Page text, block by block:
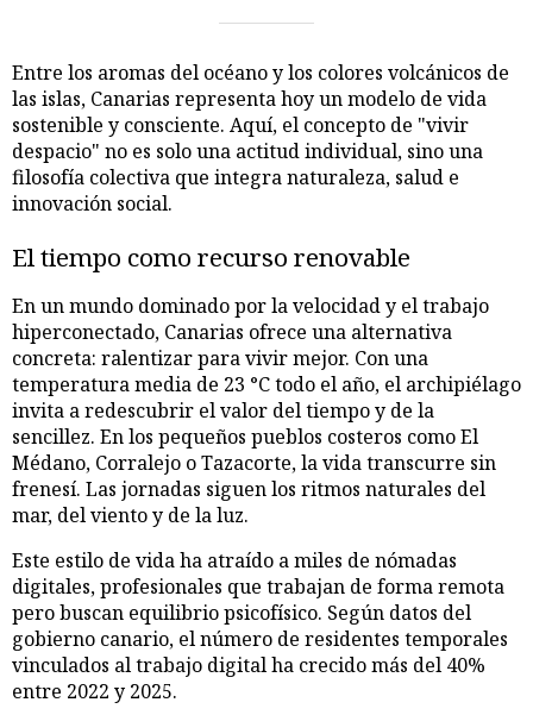
Entre los aromas del océano y los colores volcánicos de
las islas, Canarias representa hoy un modelo de vida
sostenible y consciente. Aquí, el concepto de "vivir
despacio" no es solo una actitud individual, sino una
filosofía colectiva que integra naturaleza, salud e
innovación social.
El tiempo como recurso renovable
En un mundo dominado por la velocidad y el trabajo
hiperconectado, Canarias ofrece una alternativa
concreta: ralentizar para vivir mejor. Con una
temperatura media de 23 °C todo el año, el archipiélago
invita a redescubrir el valor del tiempo y de la
sencillez. En los pequeños pueblos costeros como El
Médano, Corralejo o Tazacorte, la vida transcurre sin
frenesí. Las jornadas siguen los ritmos naturales del
mar, del viento y de la luz.
Este estilo de vida ha atraído a miles de nómadas
digitales, profesionales que trabajan de forma remota
pero buscan equilibrio psicofísico. Según datos del
gobierno canario, el número de residentes temporales
vinculados al trabajo digital ha crecido más del 40%
entre 2022 y 2025.